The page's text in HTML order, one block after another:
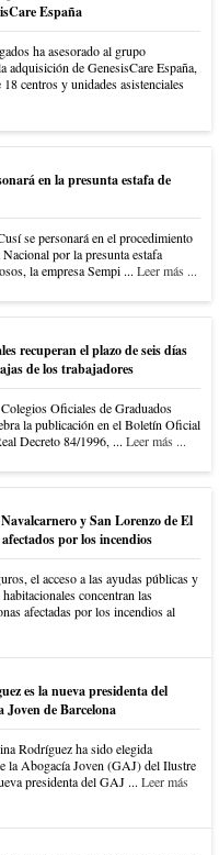
España
ha asesorado al grupo
adquisición de GenesisCare España,
centros y unidades asistenciales
en la presunta estafa de
se personará en el procedimiento
por la presunta estafa
la empresa Sempi ... Leer más ...
recuperan el plazo de seis días
de los trabajadores
Oficiales de Graduados
la publicación en el Boletín Oficial
Decreto 84/1996, ... Leer más ...
y San Lorenzo de El
por los incendios
el acceso a las ayudas públicas y
concentran las
afectadas por los incendios al
es la nueva presidenta del
Joven de Barcelona
Rodríguez ha sido elegida
la Abogacía Joven (GAJ) del Ilustre
presidenta del GAJ ... Leer más